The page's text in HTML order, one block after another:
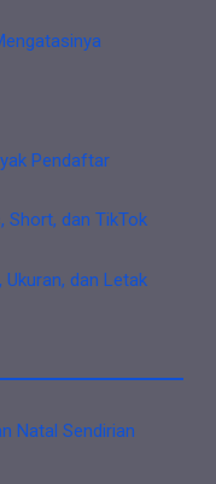
Pendaftar
Short, dan TikTok
dan Letak
Natal Sendirian